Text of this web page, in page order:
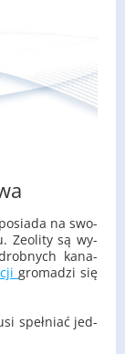
na swo­
Ze­oli­ty są wy­
ka­na­
gro­ma­dzi się
speł­niać jed­